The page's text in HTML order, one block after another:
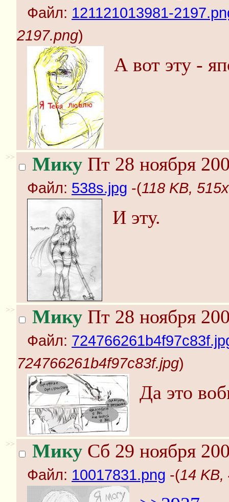
Файл: 121121013981-
2197.png)
А вот эту -
>> Мику Пт 28 ноября
Файл: 538s.jpg -(118 KB,
И эту.
>> Мику Пт 28 ноября
Файл:
724766261b4f97c83f.jpg)
Да это
>> Мику Сб 29 ноября
Файл: 10017831.png -(14 KB,